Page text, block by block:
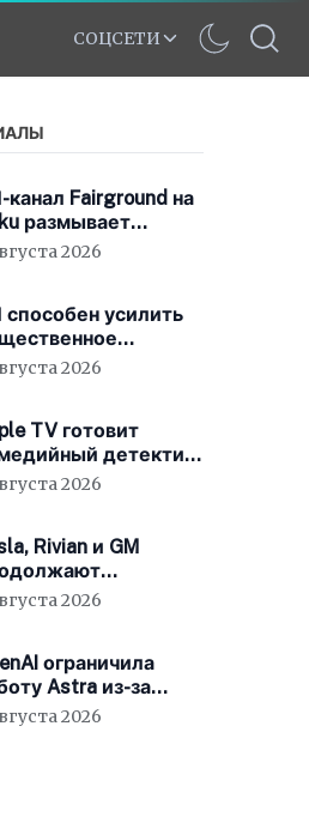
СОЦСЕТИ
канал Fairground на
размывает
стриминга
2026
усилить
во всём
2026
TV готовит
детектив
2026
Rivian и GM
от
2026
ограничила
Astra из-за
2026